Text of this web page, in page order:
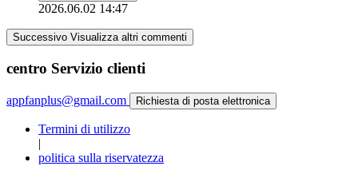
2026.06.02 14:47
Successivo Visualizza altri commenti
centro Servizio clienti
appfanplus@gmail.com Richiesta di posta elettronica
Termini di utilizzo
|
politica sulla riservatezza